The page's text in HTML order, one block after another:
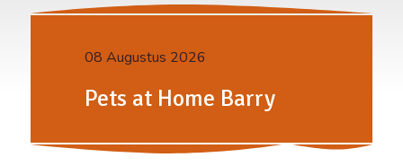
08 Augustus 2026
Pets at Home Barry